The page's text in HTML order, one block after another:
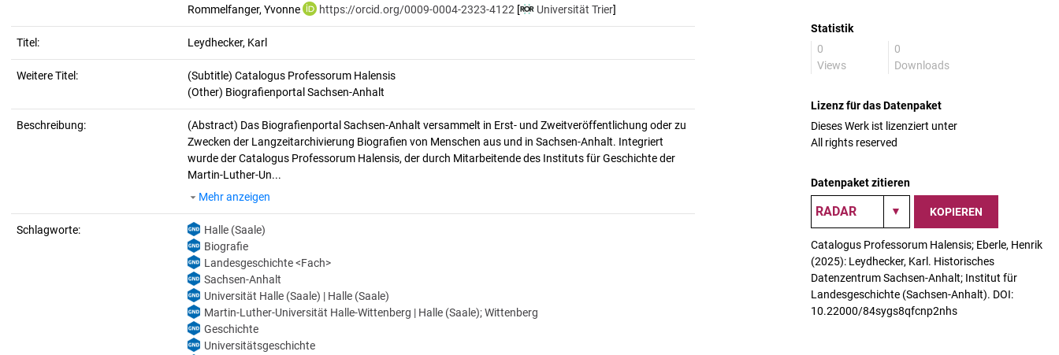
Rommelfanger, Yvonne
https://orcid.org/0009-0004-2323-4122 [ Universität Trier]
Titel: Leydhecker, Karl
Weitere Titel:
(Subtitle) Catalogus Professorum Halensis
(Other) Biografienportal Sachsen-Anhalt
Beschreibung: (Abstract) Das Biografienportal Sachsen-Anhalt versammelt in Erst- und Zweitveröffentlichung oder zu
Zwecken der Langzeitarchivierung Biografien von Menschen aus und in Sachsen-Anhalt. Integriert
wurde der Catalogus Professorum Halensis, der durch Mitarbeitende des Instituts für Geschichte der
Martin-Luther-Un...
Mehr anzeigen
Schlagworte:
Halle (Saale)
Biografie
Landesgeschichte <Fach>
Sachsen-Anhalt
Universität Halle (Saale) | Halle (Saale)
Martin-Luther-Universität Halle-Wittenberg | Halle (Saale); Wittenberg
Geschichte
Universitätsgeschichte
Statistik
0
Views
0
Downloads
Lizenz für das Datenpaket
Dieses Werk ist lizenziert unter
All rights reserved
Datenpaket zitieren
KOPIEREN
Catalogus Professorum Halensis; Eberle, Henrik
(2025): Leydhecker, Karl. Historisches
Datenzentrum Sachsen-Anhalt; Institut für
Landesgeschichte (Sachsen-Anhalt). DOI:
10.22000/84sygs8qfcnp2nhs